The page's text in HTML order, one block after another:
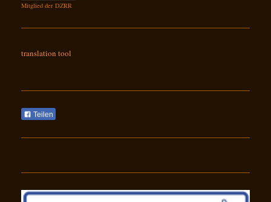
Mitglied der DZRR
translation tool
Teilen